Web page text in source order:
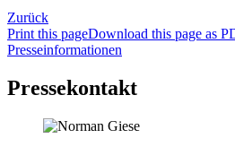
Zurück
Print this pageDownload this page as
Presseinformationen
Pressekontakt